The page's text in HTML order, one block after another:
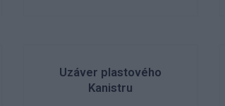
Uzáver plastového
Kanistru